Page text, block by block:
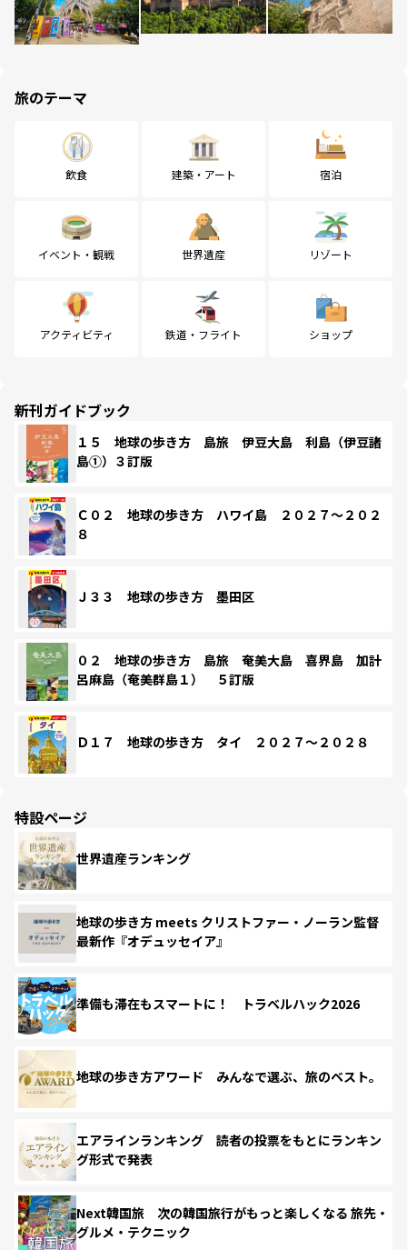
旅のテーマ
飲食 建築・アート 宿泊
イベント・観戦 世界遺産 リゾート
アクティビティ 鉄道・フライト ショップ
新刊ガイドブック
１５ 地球の歩き方 島旅 伊豆大島 利島（伊豆諸
島①）３訂版
Ｃ０２ 地球の歩き方 ハワイ島 ２０２７～２０２
８
Ｊ３３ 地球の歩き方 墨田区
０２ 地球の歩き方 島旅 奄美大島 喜界島 加計
呂麻島（奄美群島１） ５訂版
Ｄ１７ 地球の歩き方 タイ ２０２７～２０２８
特設ページ
世界遺産ランキング
地球の歩き方 meets クリストファー・ノーラン監督
最新作『オデュッセイア』
準備も滞在もスマートに！ トラベルハック2026
地球の歩き方アワード みんなで選ぶ、旅のベスト。
エアラインランキング 読者の投票をもとにランキン
グ形式で発表
Next韓国旅 次の韓国旅行がもっと楽しくなる 旅先・
グルメ・テクニック